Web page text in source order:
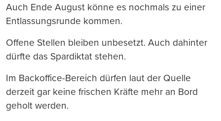
Auch Ende August könne es nochmals zu einer
Entlassungsrunde kommen.
Offene Stellen bleiben unbesetzt. Auch dahinter
dürfte das Spardiktat stehen.
Im Backoffice-Bereich dürfen laut der Quelle
derzeit gar keine frischen Kräfte mehr an Bord
geholt werden.